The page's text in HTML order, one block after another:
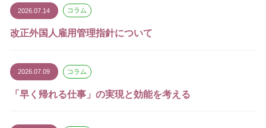
2026.07.14 コラム
改正外国人雇用管理指針について
2026.07.09 コラム
「早く帰れる仕事」の実現と効能を考える